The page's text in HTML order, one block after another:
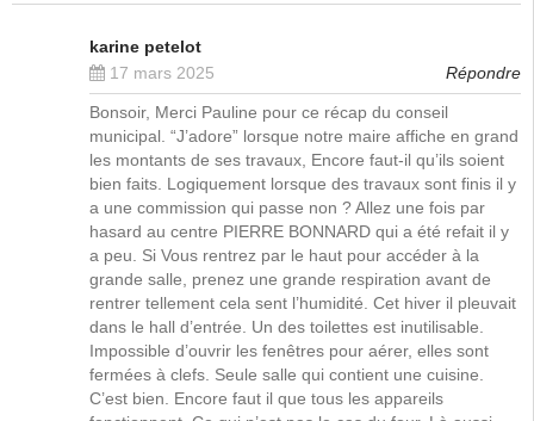
karine petelot
17 mars 2025
Répondre
Bonsoir, Merci Pauline pour ce récap du conseil
municipal. “J’adore” lorsque notre maire affiche en grand
les montants de ses travaux, Encore faut-il qu’ils soient
bien faits. Logiquement lorsque des travaux sont finis il y
a une commission qui passe non ? Allez une fois par
hasard au centre PIERRE BONNARD qui a été refait il y
a peu. Si Vous rentrez par le haut pour accéder à la
grande salle, prenez une grande respiration avant de
rentrer tellement cela sent l’humidité. Cet hiver il pleuvait
dans le hall d’entrée. Un des toilettes est inutilisable.
Impossible d’ouvrir les fenêtres pour aérer, elles sont
fermées à clefs. Seule salle qui contient une cuisine.
C’est bien. Encore faut il que tous les appareils